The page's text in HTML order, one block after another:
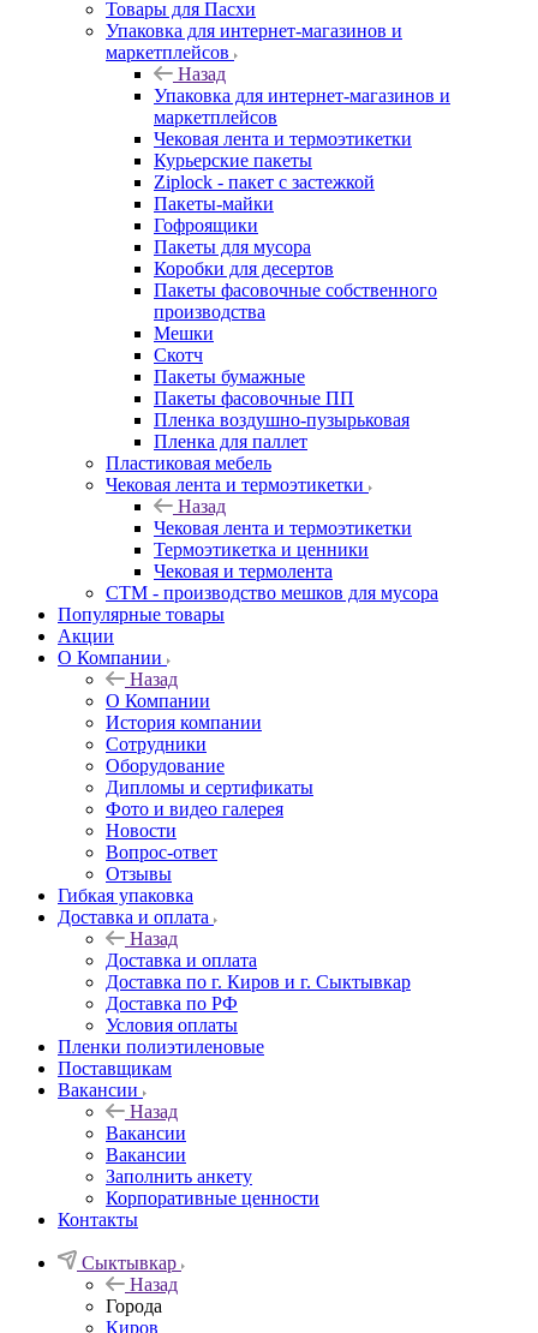
Товары для Пасхи
Упаковка для интернет-магазинов и
маркетплейсов
Назад
Упаковка для интернет-магазинов и
маркетплейсов
Чековая лента и термоэтикетки
Курьерские пакеты
Ziplock - пакет с застежкой
Пакеты-майки
Гофроящики
Пакеты для мусора
Коробки для десертов
Пакеты фасовочные собственного
производства
Мешки
Скотч
Пакеты бумажные
Пакеты фасовочные ПП
Пленка воздушно-пузырьковая
Пленка для паллет
Пластиковая мебель
Чековая лента и термоэтикетки
Назад
Чековая лента и термоэтикетки
Термоэтикетка и ценники
Чековая и термолента
СТМ - производство мешков для мусора
Популярные товары
Акции
О Компании
Назад
О Компании
История компании
Сотрудники
Оборудование
Дипломы и сертификаты
Фото и видео галерея
Новости
Вопрос-ответ
Отзывы
Гибкая упаковка
Доставка и оплата
Назад
Доставка и оплата
Доставка по г. Киров и г. Сыктывкар
Доставка по РФ
Условия оплаты
Пленки полиэтиленовые
Поставщикам
Вакансии
Назад
Вакансии
Вакансии
Заполнить анкету
Корпоративные ценности
Контакты
Сыктывкар
Назад
Города
Киров